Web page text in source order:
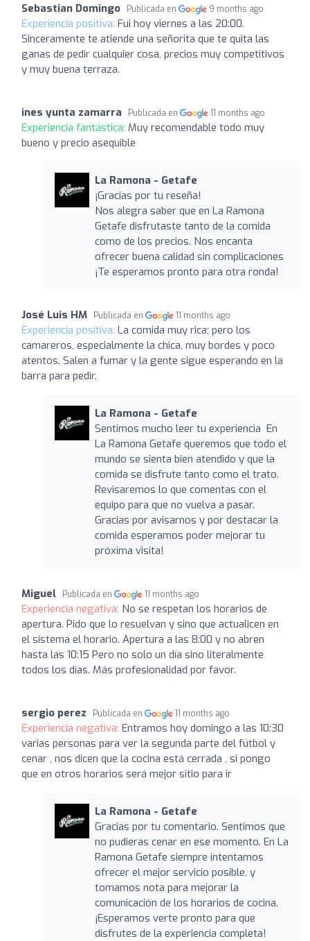
Sebastian Domingo Publicada en 9 months ago
Experiencia positiva: Fui hoy viernes a las 20:00.
Sinceramente te atiende una señorita que te quita las
ganas de pedir cualquier cosa, precios muy competitivos
y muy buena terraza.
ines yunta zamarra Publicada en 11 months ago
Experiencia fantástica: Muy recomendable todo muy
bueno y precio asequible
La Ramona - Getafe
¡Gracias por tu reseña!
Nos alegra saber que en La Ramona
Getafe disfrutaste tanto de la comida
como de los precios. Nos encanta
ofrecer buena calidad sin complicaciones
¡Te esperamos pronto para otra ronda!
José Luis HM Publicada en 11 months ago
Experiencia positiva: La comida muy rica; pero los
camareros, especialmente la chica, muy bordes y poco
atentos. Salen a fumar y la gente sigue esperando en la
barra para pedir.
La Ramona - Getafe
Sentimos mucho leer tu experiencia ‍ En
La Ramona Getafe queremos que todo el
mundo se sienta bien atendido y que la
comida se disfrute tanto como el trato.
Revisaremos lo que comentas con el
equipo para que no vuelva a pasar.
Gracias por avisarnos y por destacar la
comida esperamos poder mejorar tu
próxima visita!
Miguel Publicada en 11 months ago
Experiencia negativa: No se respetan los horarios de
apertura. Pido que lo resuelvan y sino que actualicen en
el sistema el horario. Apertura a las 8:00 y no abren
hasta las 10:15 Pero no solo un día sino literalmente
todos los días. Más profesionalidad por favor.
sergio perez Publicada en 11 months ago
Experiencia negativa: Entramos hoy domingo a las 10:30
varias personas para ver la segunda parte del fútbol y
cenar , nos dicen que la cocina está cerrada , si pongo
que en otros horarios será mejor sitio para ir
La Ramona - Getafe
Gracias por tu comentario. Sentimos que
no pudieras cenar en ese momento. En La
Ramona Getafe siempre intentamos
ofrecer el mejor servicio posible, y
tomamos nota para mejorar la
comunicación de los horarios de cocina.
¡Esperamos verte pronto para que
disfrutes de la experiencia completa!